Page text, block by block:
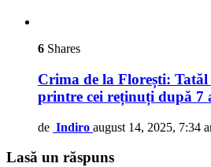
6 Shares
Crima de la Florești:
printre cei reținuți după 7
de Indiro august 14, 2025, 7:34
Lasă un răspuns